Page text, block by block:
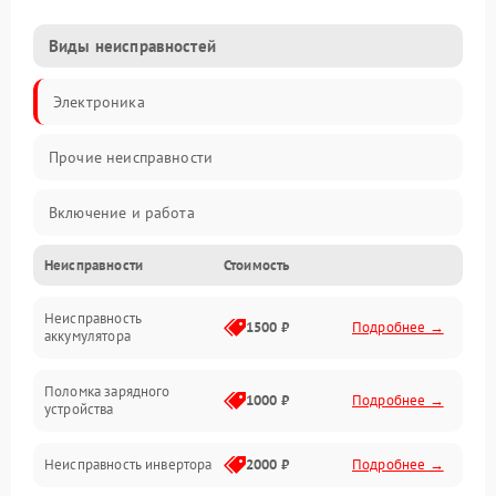
Виды неисправностей
Электроника
Прочие неисправности
Включение и работа
Работа с нагрузкой
Звук и индикация
Неисправности Стоимость
Неисправность
аккумулятора
1500 ₽ Подробнее →
Поломка зарядного
устройства
1000 ₽ Подробнее →
Неисправность инвертора 2000 ₽ Подробнее →